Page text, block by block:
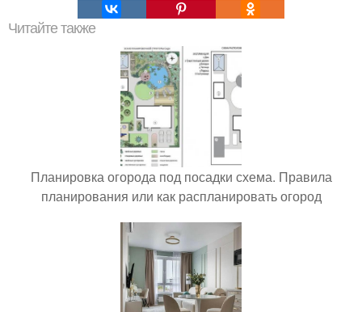
Читайте также
Планировка огорода под посадки схема. Правила
планирования или как распланировать огород